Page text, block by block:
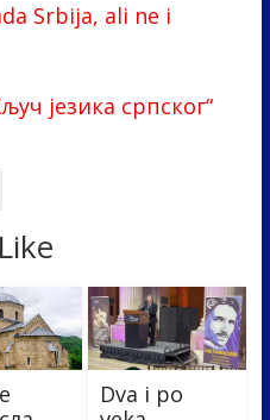
Srbija, ali ne i
језика српског“
Dva i po